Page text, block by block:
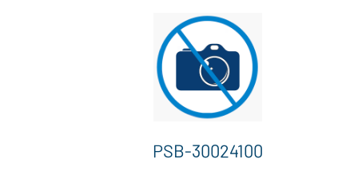
MPSB24 modullal bejövő 230 VAC hiba / akku hiba /
hiba kimenet, Működési hőmérséklet: -10 °C és +40
PSB-30024100